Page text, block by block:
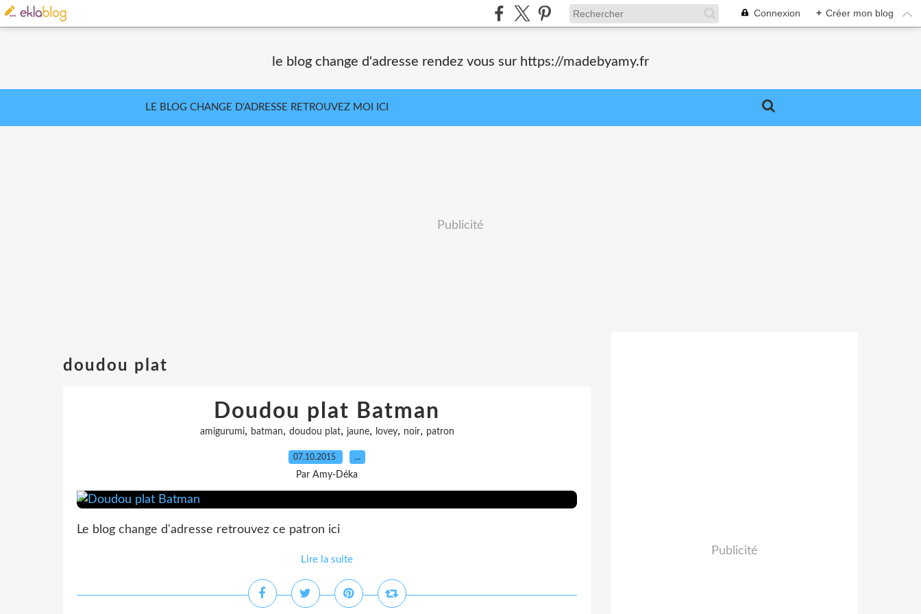
Connexion + Créer mon blog
le blog change d'adresse rendez vous sur https://madebyamy.fr
LE BLOG CHANGE D'ADRESSE RETROUVEZ MOI ICI
Publicité
doudou plat
Doudou plat Batman
amigurumi, batman, doudou plat, jaune, lovey, noir, patron
07.10.2015 …
Par Amy-Déka
Le blog change d'adresse retrouvez ce patron ici
Lire la suite
Publicité